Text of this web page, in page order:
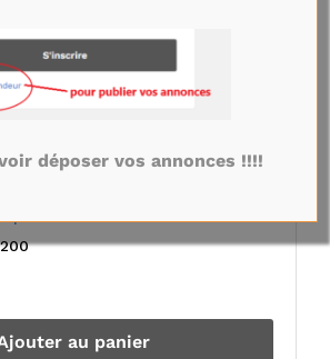
au panier
déposer vos annonces !!!!